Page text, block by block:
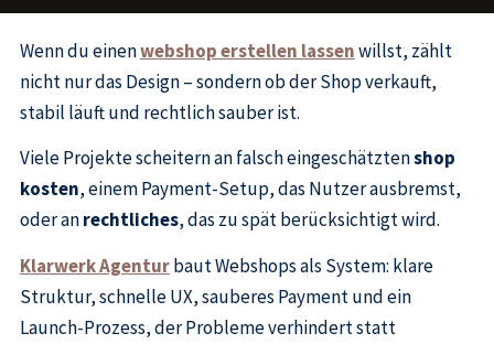
Wenn du einenwebshop erstellen lassenwillst, zählt
nicht nur das Design – sondern ob der Shop verkauft,
stabil läuft und rechtlich sauber ist.
Viele Projekte scheitern an falsch eingeschätztenshop
kosten, einem Payment-Setup, das Nutzer ausbremst,
oder anrechtliches, das zu spät berücksichtigt wird.
Klarwerk Agenturbaut Webshops als System: klare
Struktur, schnelle UX, sauberes Payment und ein
Launch-Prozess, der Probleme verhindert statt